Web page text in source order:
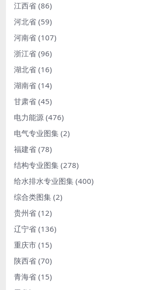
江西省 (86)
河北省 (59)
河南省 (107)
浙江省 (96)
湖北省 (16)
湖南省 (14)
甘肃省 (45)
电力能源 (476)
电气专业图集 (2)
福建省 (78)
结构专业图集 (278)
给水排水专业图集 (400)
综合类图集 (2)
贵州省 (12)
辽宁省 (136)
重庆市 (15)
陕西省 (70)
青海省 (15)